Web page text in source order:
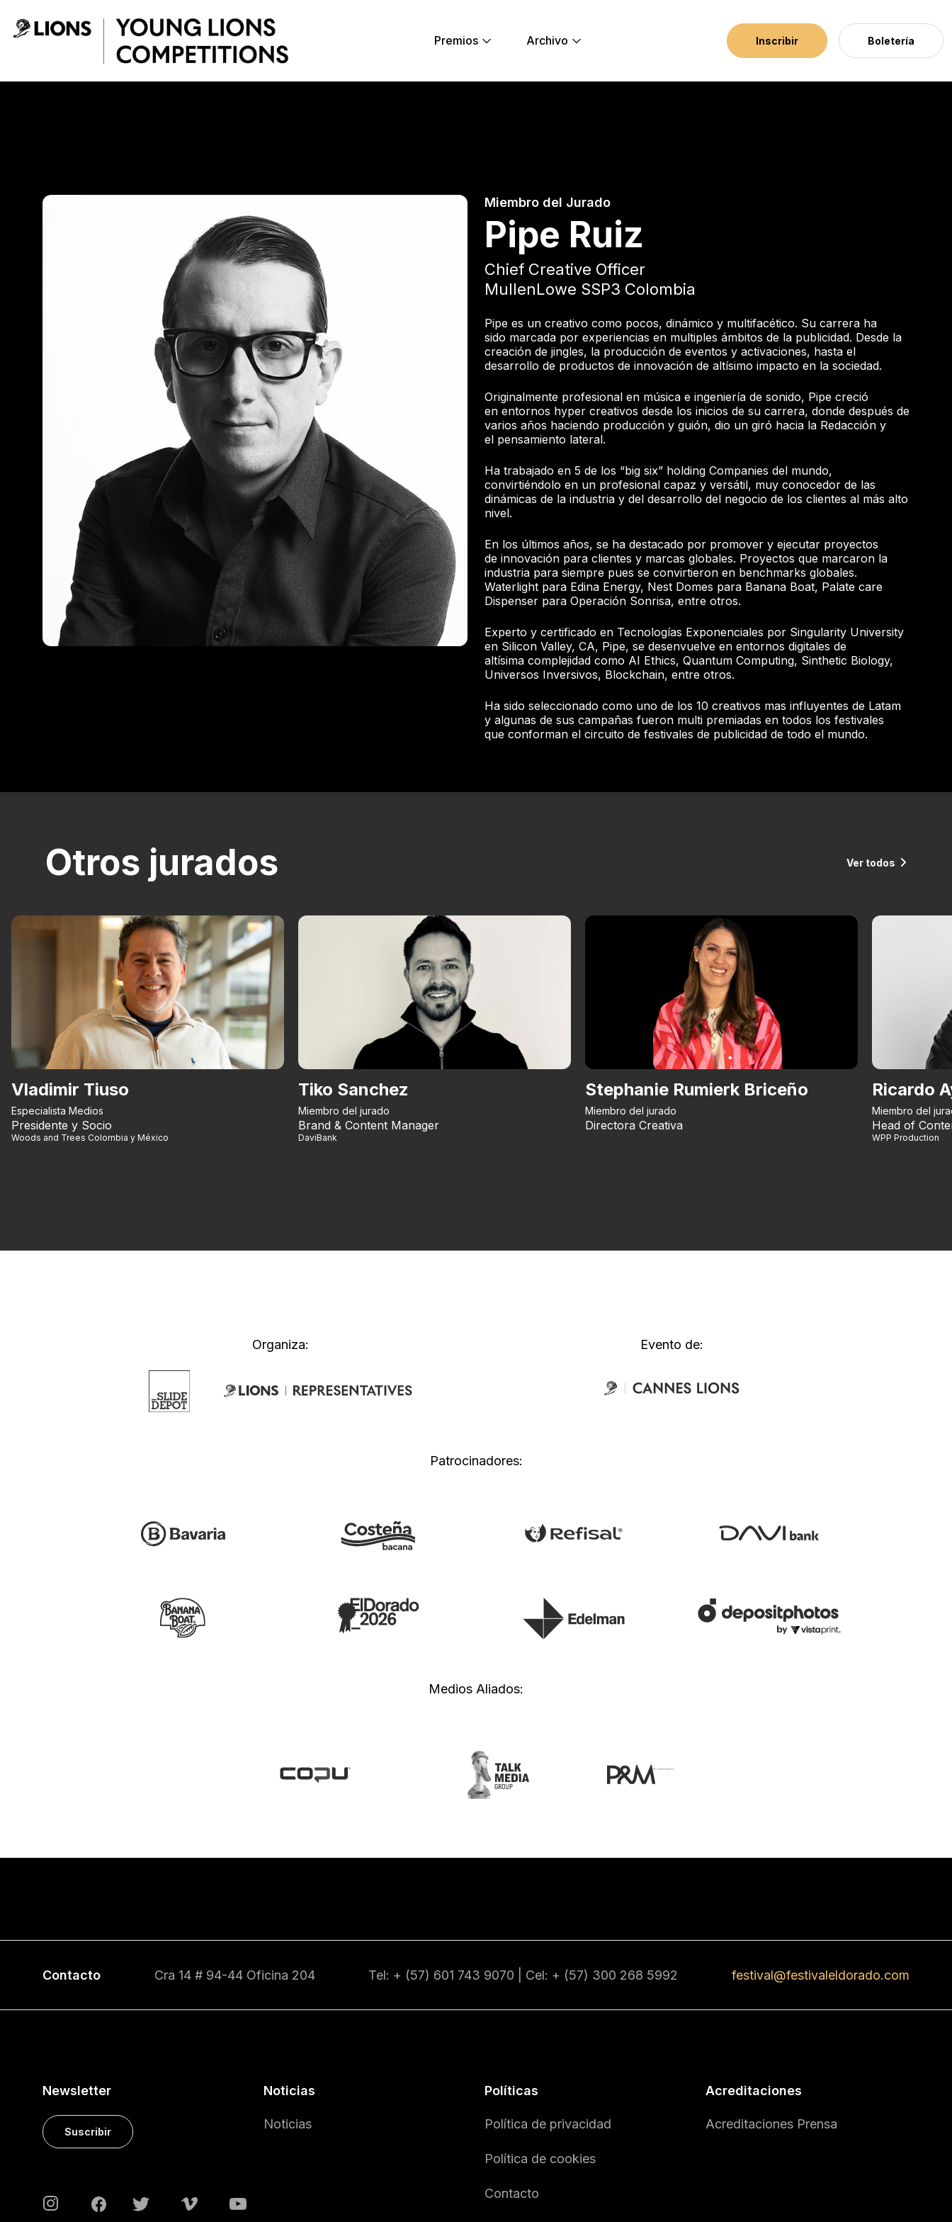
Premios
Archivo Inscribir Boletería
Miembro del Jurado
Pipe Ruiz
Chief Creative Officer
MullenLowe SSP3 Colombia
Pipe es un creativo como pocos, dinámico y multifacético. Su carrera ha
sido marcada por experiencias en multiples ámbitos de la publicidad. Desde la
creación de jingles, la producción de eventos y activaciones, hasta el
desarrollo de productos de innovación de altísimo impacto en la sociedad.
Originalmente profesional en música e ingeniería de sonido, Pipe creció
en entornos hyper creativos desde los inicios de su carrera, donde después de
varios años haciendo producción y guión, dio un giró hacia la Redacción y
el pensamiento lateral.
Ha trabajado en 5 de los “big six” holding Companies del mundo,
convirtiéndolo en un profesional capaz y versátil, muy conocedor de las
dinámicas de la industria y del desarrollo del negocio de los clientes al más alto
nivel.
En los últimos años, se ha destacado por promover y ejecutar proyectos
de innovación para clientes y marcas globales. Proyectos que marcaron la
industria para siempre pues se convirtieron en benchmarks globales.
Waterlight para Edina Energy, Nest Domes para Banana Boat, Palate care
Dispenser para Operación Sonrisa, entre otros.
Experto y certificado en Tecnologías Exponenciales por Singularity University
en Silicon Valley, CA, Pipe, se desenvuelve en entornos digitales de
altísima complejidad como AI Ethics, Quantum Computing, Sinthetic Biology,
Universos Inversivos, Blockchain, entre otros.
Ha sido seleccionado como uno de los 10 creativos mas influyentes de Latam
y algunas de sus campañas fueron multi premiadas en todos los festivales
que conforman el circuito de festivales de publicidad de todo el mundo.
Otros jurados Ver todos
Vladimir Tiuso
Especialista Medios
Presidente y Socio
Woods and Trees Colombia y México
Tiko Sanchez
Miembro del jurado
Brand & Content Manager
DaviBank
Stephanie Rumierk Briceño
Miembro del jurado
Directora Creativa
Ricardo
Miembro del
Head of
WPP Production
Organiza: Evento de:
Patrocinadores:
Medios Aliados:
Contacto Cra 14 # 94-44 Oficina 204 Tel: + (57) 601 743 9070 | Cel: + (57) 300 268 5992 festival@festivaleldorado.com
Newsletter
Suscribir
Noticias
Noticias
Políticas
Política de privacidad
Política de cookies
Contacto
Acreditaciones
Acreditaciones Prensa